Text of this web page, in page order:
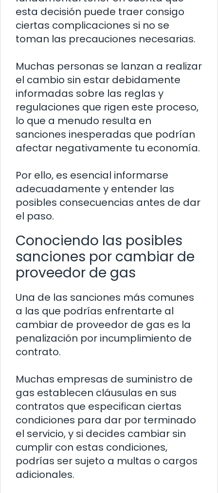
esta decisión puede traer consigo
ciertas complicaciones si no se
toman las precauciones necesarias.
Muchas personas se lanzan a realizar
el cambio sin estar debidamente
informadas sobre las reglas y
regulaciones que rigen este proceso,
lo que a menudo resulta en
sanciones inesperadas que podrían
afectar negativamente tu economía.
Por ello, es esencial informarse
adecuadamente y entender las
posibles consecuencias antes de dar
el paso.
Conociendo las posibles
sanciones por cambiar de
proveedor de gas
Una de las sanciones más comunes
a las que podrías enfrentarte al
cambiar de proveedor de gas es la
penalización por incumplimiento de
contrato.
Muchas empresas de suministro de
gas establecen cláusulas en sus
contratos que especifican ciertas
condiciones para dar por terminado
el servicio, y si decides cambiar sin
cumplir con estas condiciones,
podrías ser sujeto a multas o cargos
adicionales.